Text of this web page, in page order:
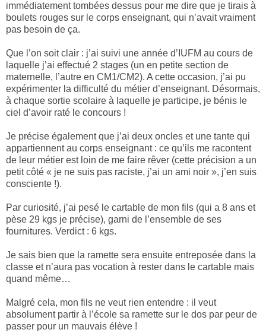
immédiatement tombées dessus pour me dire que je tirais à
boulets rouges sur le corps enseignant, qui n’avait vraiment
pas besoin de ça.
Que l’on soit clair : j’ai suivi une année d’IUFM au cours de
laquelle j’ai effectué 2 stages (un en petite section de
maternelle, l’autre en CM1/CM2). A cette occasion, j’ai pu
expérimenter la difficulté du métier d’enseignant. Désormais,
à chaque sortie scolaire à laquelle je participe, je bénis le
ciel d’avoir raté le concours !
Je précise également que j’ai deux oncles et une tante qui
appartiennent au corps enseignant : ce qu’ils me racontent
de leur métier est loin de me faire rêver (cette précision a un
petit côté « je ne suis pas raciste, j’ai un ami noir », j’en suis
consciente !).
Par curiosité, j’ai pesé le cartable de mon fils (qui a 8 ans et
pèse 29 kgs je précise), garni de l’ensemble de ses
fournitures. Verdict : 6 kgs.
Je sais bien que la ramette sera ensuite entreposée dans la
classe et n’aura pas vocation à rester dans le cartable mais
quand même…
Malgré cela, mon fils ne veut rien entendre : il veut
absolument partir à l’école sa ramette sur le dos par peur de
passer pour un mauvais élève !